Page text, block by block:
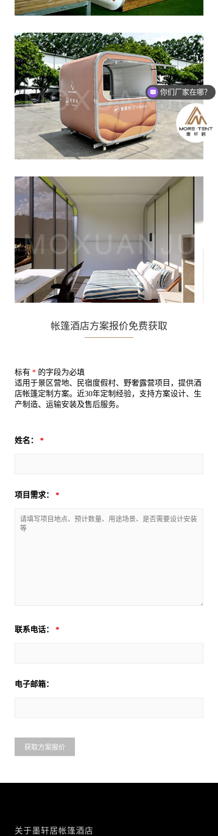
移动售卖亭
8米胶囊民宿帐篷
帐篷酒店方案报价免费获取
标有 * 的字段为必填
适用于景区营地、民宿度假村、野奢露营项目，提供酒
店帐篷定制方案。近30年定制经验，支持方案设计、生
产制造、运输安装及售后服务。
姓名： *
项目需求： *
联系电话： *
电子邮箱：
关于墨轩居帐篷酒店
你们厂家在哪？